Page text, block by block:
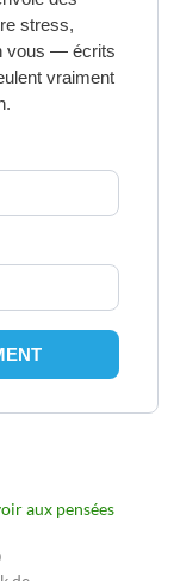
stress,
vous — écrits
vraiment
aux pensées